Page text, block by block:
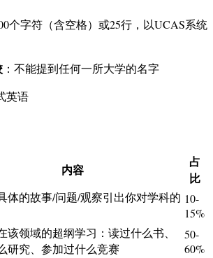
个字符（含空格）或25行，以UCAS系统
：不能提到任何一所大学的名字
英语
内容
占
比
体的故事/问题/观察引出你对学科的 10-
15%
该领域的超纲学习：读过什么书、
研究、参加过什么竞赛
50-
60%